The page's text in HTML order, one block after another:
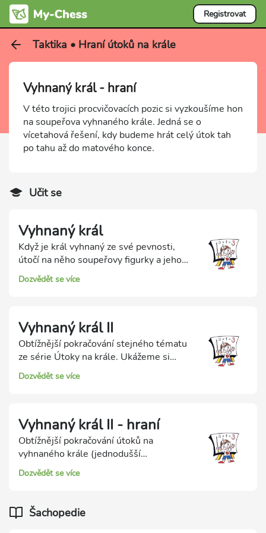
Registrovat
Taktika • Hraní útoků na krále
Vyhnaný král - hraní
V této trojici procvičovacích pozic si vyzkoušíme hon
na soupeřova vyhnaného krále. Jedná se o
vícetahová řešení, kdy budeme hrát celý útok tah
po tahu až do matového konce.
Učit se
Vyhnaný král
Když je král vyhnaný ze své pevnosti,
útočí na něho soupeřovy figurky a jeho
vlastní bojovníci ho nemohou ochránit.
Dobře vedený hon na takto vyhnaného
Dozvědět se více
Vyhnaný král II
Obtížnější pokračování stejného tématu
ze série Útoky na krále. Ukážeme si
různé vícetahové postupy, jak ulovit
soupeřova vyhnaného krále. Častou
správně uzavřít matovou síť.
Dozvědět se více
Vyhnaný král II - hraní
Obtížnější pokračování útoků na
vyhnaného krále (jednodušší
procvičování bylo v sérii Hraní útoků na
krále). Naším úkolem jsou vícetahová
po tahu až do vítězného závěru.
Dozvědět se více
Šachopedie